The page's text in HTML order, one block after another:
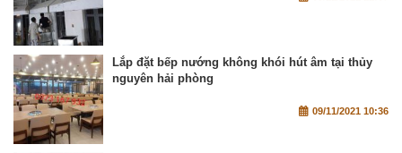
Lắp đặt bếp nướng không khói hút âm tại thủy
nguyên hải phòng
09/11/2021 10:36